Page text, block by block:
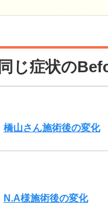
同じ症状の
橋山さん施術後の変化
N.A様施術後の変化